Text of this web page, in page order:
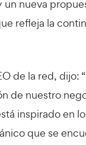
nueva
refleja la
de la red, dijo:
de nuestro
inspirado en
que se